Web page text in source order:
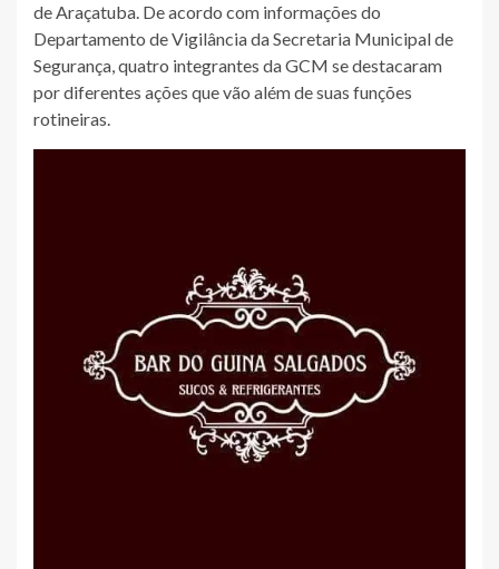
de Araçatuba. De acordo com informações do
Departamento de Vigilância da Secretaria Municipal de
Segurança, quatro integrantes da GCM se destacaram
por diferentes ações que vão além de suas funções
rotineiras.